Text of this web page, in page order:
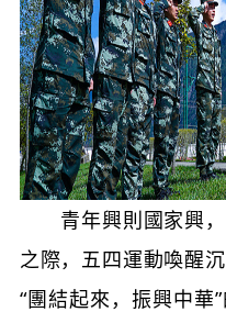
青年興則國家興，
之際，五四運動喚醒
“團結起來，振興中華